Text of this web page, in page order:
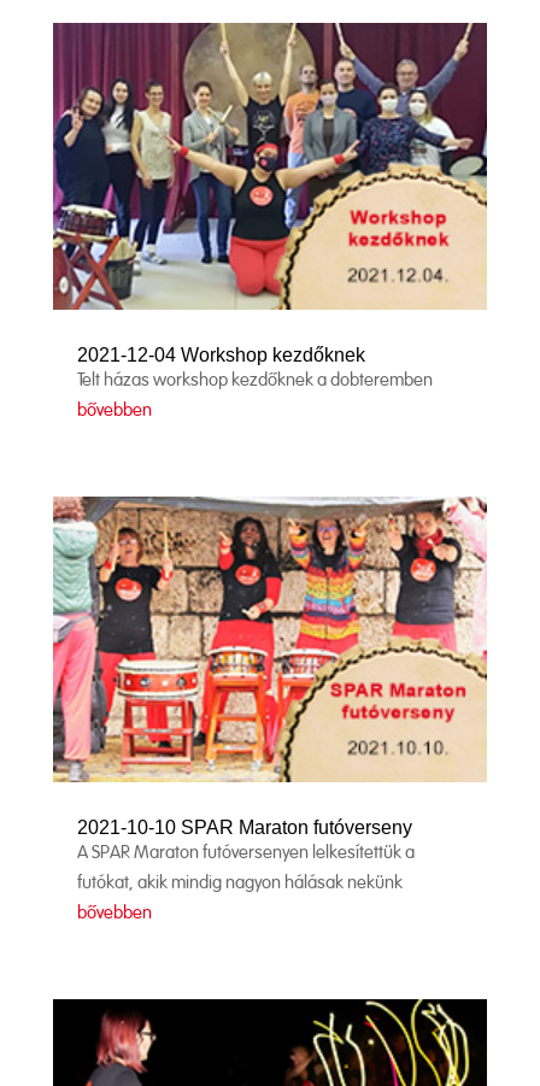
2021-12-04 Workshop kezdőknek
Telt házas workshop kezdőknek a dobteremben
bővebben
2021-10-10 SPAR Maraton futóverseny
A SPAR Maraton futóversenyen lelkesítettük a
futókat, akik mindig nagyon hálásak nekünk
bővebben